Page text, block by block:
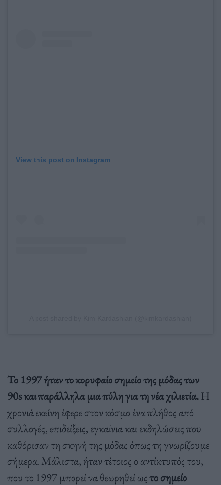
View this post on Instagram
Το 1997 ήταν το κορυφαίο σημείο της μόδας των
90s και παράλληλα μια πύλη για τη νέα χιλιετία.Η
χρονιά εκείνη έφερε στον κόσμο ένα πλήθος από
συλλογές, επιδείξεις, εγκαίνια και εκδηλώσεις που
καθόρισαν τη σκηνή της μόδας όπως τη γνωρίζουμε
σήμερα. Μάλιστα, ήταν τέτοιος ο αντίκτυπός του,
που το 1997 μπορεί να θεωρηθεί ωςτο σημείο